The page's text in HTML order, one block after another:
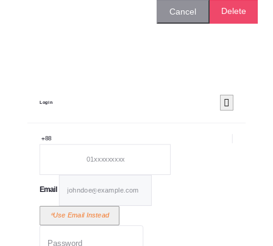
Cancel Delete
Login
+88
Email
*Use Email Instead